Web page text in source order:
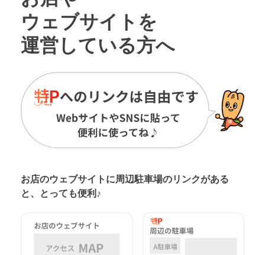
ウェブサイトを
運営している方へ
お店のウェブサイトに周辺駐車場のリンクがある
と、とっても便利♪